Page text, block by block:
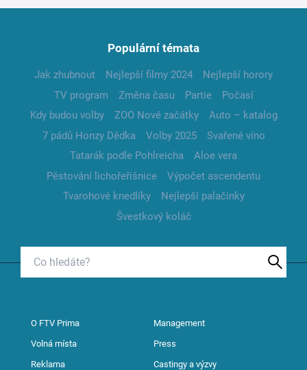
Populární témata
Jak zhubnout Nejlepší filmy 2024
Nejlepší horory
TV program
Změna času Partie
Počasí
Kdy budou volby
ZOO Nové začátky
Auto – katalog
7 pádů Honzy Dědka
Volby 2025
Svařené víno
Tatarák podle Pohlreicha
Aloe vera
Pěstování lichořeřišnice
Výpočet ascendentu
Tvarohové knedlíky
Nejlepší palačinky
Švestkový koláč
O FTV Prima Management
Volná místa Press
Reklama Castingy a výzvy